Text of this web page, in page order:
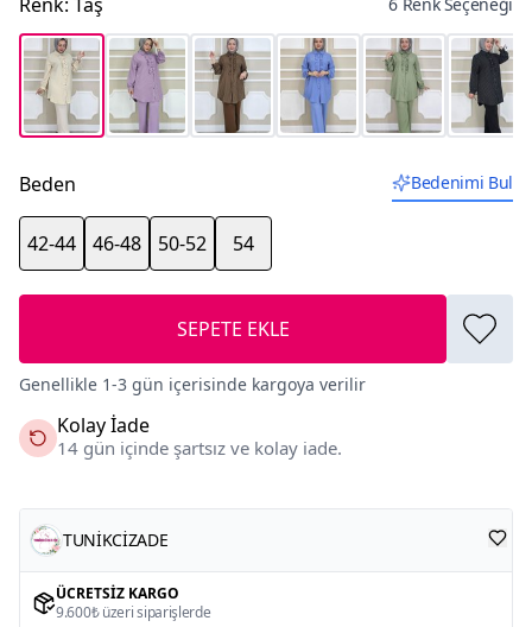
Beden Bedenimi Bul
42-44 46-48 50-52 54
SEPETE EKLE
Genellikle 1-3 gün içerisinde kargoya verilir
Kolay İade
14 gün içinde şartsız ve kolay iade.
TUNİKCİZADE
ÜCRETSIZ KARGO
9.600₺ üzeri siparişlerde